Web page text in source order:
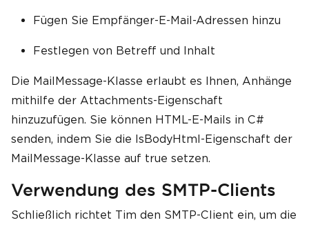
Fügen Sie Empfänger-E-Mail-Adressen hinzu
Festlegen von Betreff und Inhalt
Die MailMessage-Klasse erlaubt es Ihnen, Anhänge
mithilfe der Attachments-Eigenschaft
hinzuzufügen. Sie können HTML-E-Mails in C#
senden, indem Sie die IsBodyHtml-Eigenschaft der
MailMessage-Klasse auf true setzen.
Verwendung des SMTP-Clients
Schließlich richtet Tim den SMTP-Client ein, um die